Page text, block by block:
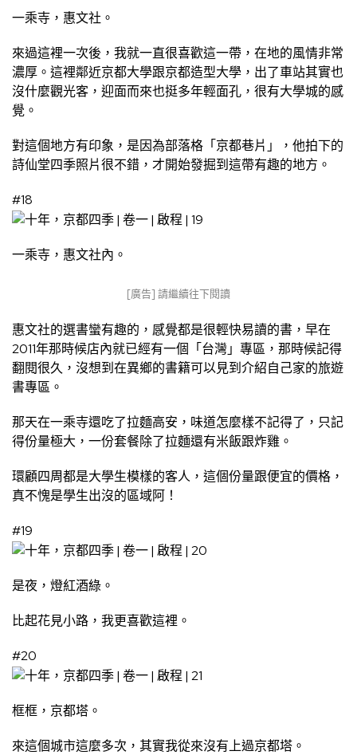
一乘寺，惠文社。
來過這裡一次後，我就一直很喜歡這一帶，在地的風情非常
濃厚。這裡鄰近京都大學跟京都造型大學，出了車站其實也
沒什麼觀光客，迎面而來也挺多年輕面孔，很有大學城的感
覺。
對這個地方有印象，是因為部落格「京都巷片」，他拍下的
詩仙堂四季照片很不錯，才開始發掘到這帶有趣的地方。
#18
一乘寺，惠文社內。
[廣告] 請繼續往下閱讀
惠文社的選書蠻有趣的，感覺都是很輕快易讀的書，早在
2011年那時候店內就已經有一個「台灣」專區，那時候記得
翻閱很久，沒想到在異鄉的書籍可以見到介紹自己家的旅遊
書專區。
那天在一乘寺還吃了拉麵高安，味道怎麼樣不記得了，只記
得份量極大，一份套餐除了拉麵還有米飯跟炸雞。
環顧四周都是大學生模樣的客人，這個份量跟便宜的價格，
真不愧是學生出沒的區域阿！
#19
是夜，燈紅酒綠。
比起花見小路，我更喜歡這裡。
#20
框框，京都塔。
來這個城市這麼多次，其實我從來沒有上過京都塔。